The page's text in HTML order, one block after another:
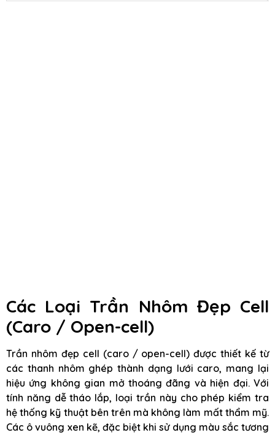
Các Loại Trần Nhôm Đẹp Cell
(Caro / Open-cell)
Trần nhôm đẹp cell (caro / open-cell) được thiết kế từ
các thanh nhôm ghép thành dạng lưới caro, mang lại
hiệu ứng không gian mở thoáng đãng và hiện đại. Với
tính năng dễ tháo lắp, loại trần này cho phép kiểm tra
hệ thống kỹ thuật bên trên mà không làm mất thẩm mỹ.
Các ô vuông xen kẽ, đặc biệt khi sử dụng màu sắc tương